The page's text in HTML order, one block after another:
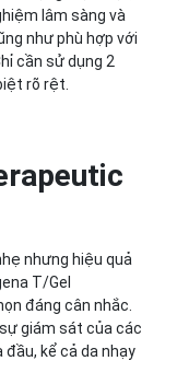
lâm sàng và
như phù hợp với
cần sử dụng 2
rõ rệt.
nhưng hiệu quả
T/Gel
đáng cân nhắc.
giám sát của các
đầu, kể cả da nhạy